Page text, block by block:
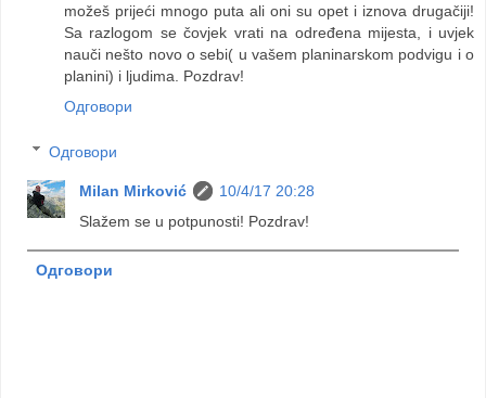
možeš prijeći mnogo puta ali oni su opet i iznova drugačiji!
Sa razlogom se čovjek vrati na određena mijesta, i uvjek
nauči nešto novo o sebi( u vašem planinarskom podvigu i o
planini) i ljudima. Pozdrav!
Одговори
Одговори
Milan Mirković
10/4/17 20:28
Slažem se u potpunosti! Pozdrav!
Одговори